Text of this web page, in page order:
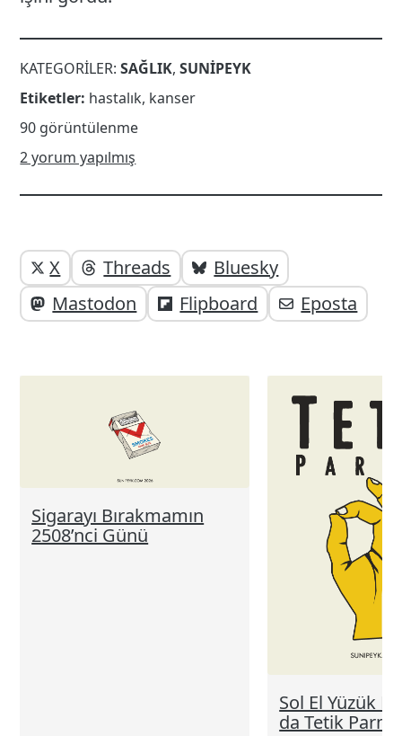
KATEGORILER:SAĞLIK,SUNIPEYK
Etiketler: hastalık, kanser
90 görüntülenme
2 yorum yapılmış
Yazı
altı
elemanları
Yazıyı
paylaşabilirsiniz;
X Threads
Bluesky
Mastodon
Flipboard Eposta
Sigarayı Bırakmamın
2508’nci Günü
Sol El Yüzük
da Tetik